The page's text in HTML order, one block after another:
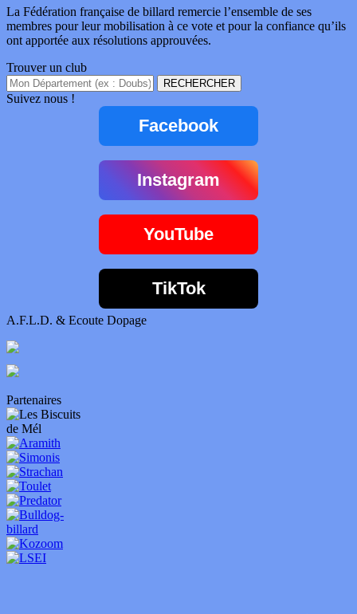
La Fédération française de billard remercie l’ensemble de ses
membres pour leur mobilisation à ce vote et pour la confiance qu’ils
ont apportée aux résolutions approuvées.
Trouver un club
Suivez nous !
Facebook
Instagram
YouTube
TikTok
A.F.L.D. & Ecoute Dopage
Partenaires